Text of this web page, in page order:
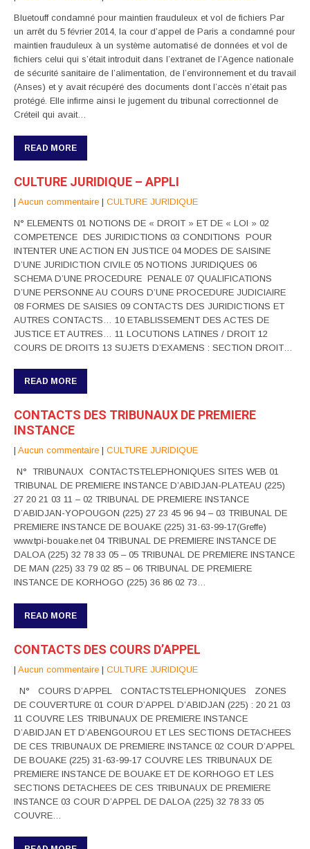
Bluetouff condamné pour maintien frauduleux et vol de fichiers Par
un arrêt du 5 février 2014, la cour d’appel de Paris a condamné pour
maintien frauduleux à un système automatisé de données et vol de
fichiers celui qui s’était introduit dans l’extranet de l’Agence nationale
de sécurité sanitaire de l’alimentation, de l’environnement et du travail
(Anses) et y avait récupéré des documents dont l’accès n’était pas
protégé. Elle infirme ainsi le jugement du tribunal correctionnel de
Créteil qui avait…
READ MORE
CULTURE JURIDIQUE – APPLI
| Aucun commentaire | CULTURE JURIDIQUE
N° ELEMENTS 01 NOTIONS DE « DROIT » ET DE « LOI » 02
COMPETENCE DES JURIDICTIONS 03 CONDITIONS POUR
INTENTER UNE ACTION EN JUSTICE 04 MODES DE SAISINE
D’UNE JURIDICTION CIVILE 05 NOTIONS JURIDIQUES 06
SCHEMA D’UNE PROCEDURE PENALE 07 QUALIFICATIONS
D’UNE PERSONNE AU COURS D’UNE PROCEDURE JUDICIAIRE
08 FORMES DE SAISIES 09 CONTACTS DES JURIDICTIONS ET
AUTRES CONTACTS… 10 ETABLISSEMENT DES ACTES DE
JUSTICE ET AUTRES… 11 LOCUTIONS LATINES / DROIT 12
COURS DE DROITS 13 SUJETS D’EXAMENS : SECTION DROIT…
READ MORE
CONTACTS DES TRIBUNAUX DE PREMIERE
INSTANCE
| Aucun commentaire | CULTURE JURIDIQUE
N° TRIBUNAUX CONTACTSTELEPHONIQUES SITES WEB 01
TRIBUNAL DE PREMIERE INSTANCE D’ABIDJAN-PLATEAU (225)
27 20 21 03 11 – 02 TRIBUNAL DE PREMIERE INSTANCE
D’ABIDJAN-YOPOUGON (225) 27 23 45 96 94 – 03 TRIBUNAL DE
PREMIERE INSTANCE DE BOUAKE (225) 31-63-99-17(Greffe)
www.tpi-bouake.net 04 TRIBUNAL DE PREMIERE INSTANCE DE
DALOA (225) 32 78 33 05 – 05 TRIBUNAL DE PREMIERE INSTANCE
DE MAN (225) 33 79 02 85 – 06 TRIBUNAL DE PREMIERE
INSTANCE DE KORHOGO (225) 36 86 02 73…
READ MORE
CONTACTS DES COURS D’APPEL
| Aucun commentaire | CULTURE JURIDIQUE
N° COURS D’APPEL CONTACTSTELEPHONIQUES ZONES
DE COUVERTURE 01 COUR D’APPEL D’ABIDJAN (225) : 20 21 03
11 COUVRE LES TRIBUNAUX DE PREMIERE INSTANCE
D’ABIDJAN ET D’ABENGOUROU ET LES SECTIONS DETACHEES
DE CES TRIBUNAUX DE PREMIERE INSTANCE 02 COUR D’APPEL
DE BOUAKE (225) 31-63-99-17 COUVRE LES TRIBUNAUX DE
PREMIERE INSTANCE DE BOUAKE ET DE KORHOGO ET LES
SECTIONS DETACHEES DE CES TRIBUNAUX DE PREMIERE
INSTANCE 03 COUR D’APPEL DE DALOA (225) 32 78 33 05
COUVRE…